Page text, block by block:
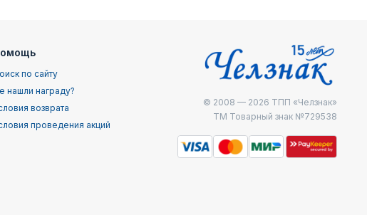
по сайту
нашли награду?
возврата
проведения акций
© 2008 — 2026 ТПП «Челзнак»
ТМ Товарный знак №729538